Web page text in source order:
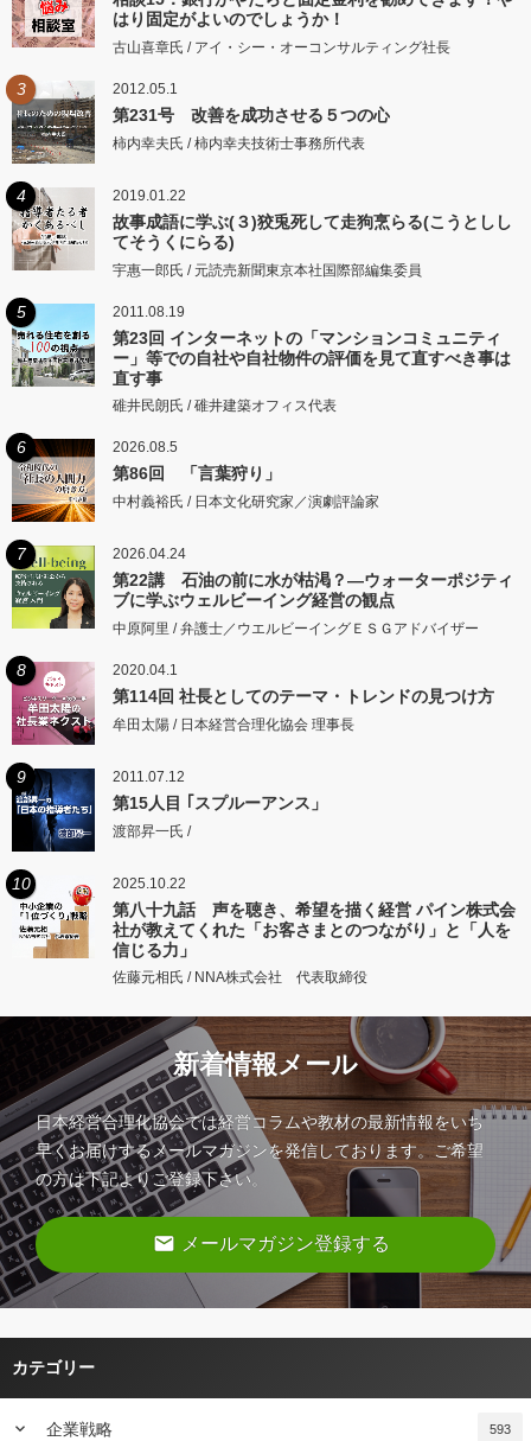
はり固定がよいのでしょうか！
古山喜章氏 / アイ・シー・オーコンサルティング社長
3 2012.05.1
第231号 改善を成功させる５つの心
柿内幸夫氏 / 柿内幸夫技術士事務所代表
4 2019.01.22
故事成語に学ぶ(３)狡兎死して走狗烹らる(こうとしし
てそうくにらる)
宇惠一郎氏 / 元読売新聞東京本社国際部編集委員
5 2011.08.19
第23回 インターネットの「マンションコミュニティ
ー」等での自社や自社物件の評価を見て直すべき事は
直す事
碓井民朗氏 / 碓井建築オフィス代表
6 2026.08.5
第86回 「言葉狩り」
中村義裕氏 / 日本文化研究家／演劇評論家
7 2026.04.24
第22講 石油の前に水が枯渇？―ウォーターポジティ
ブに学ぶウェルビーイング経営の観点
中原阿里 / 弁護士／ウエルビーイングＥＳＧアドバイザー
8 2020.04.1
第114回 社長としてのテーマ・トレンドの見つけ方
牟田太陽 / 日本経営合理化協会 理事長
9 2011.07.12
第15人目 ｢スプルーアンス」
渡部昇一氏 /
10 2025.10.22
第八十九話 声を聴き、希望を描く経営 パイン株式会
社が教えてくれた「お客さまとのつながり」と「人を
信じる力」
佐藤元相氏 / NNA株式会社 代表取締役
新着情報メール
日本経営合理化協会では経営コラムや教材の最新情報をいち
早くお届けするメールマガジンを発信しております。ご希望
の方は下記よりご登録下さい。
email メールマガジン登録する
カテゴリー
keyboard_arrow_down 企業戦略 593